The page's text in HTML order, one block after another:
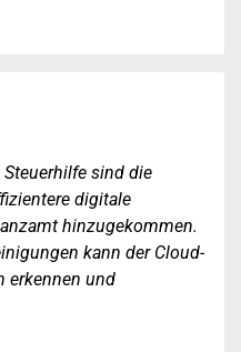
sind die
digitale
hinzugekommen.
kann der Cloud-
erkennen und